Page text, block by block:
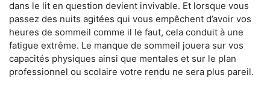
dans le lit en question devient invivable. Et lorsque vous
passez des nuits agitées qui vous empêchent d’avoir vos
heures de sommeil comme il le faut, cela conduit à une
fatigue extrême. Le manque de sommeil jouera sur vos
capacités physiques ainsi que mentales et sur le plan
professionnel ou scolaire votre rendu ne sera plus pareil.